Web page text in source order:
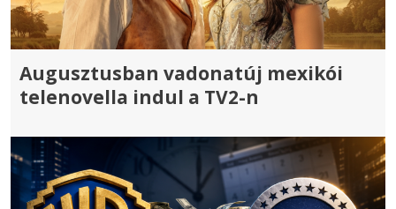
Augusztusban vadonatúj mexikói
telenovella indul a TV2-n